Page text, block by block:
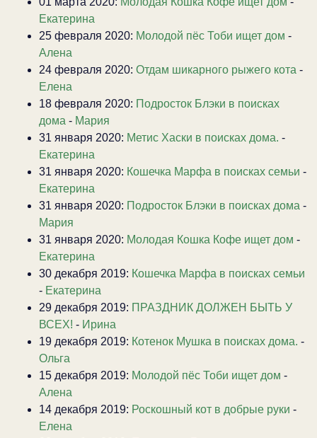
Екатерина
25 февраля 2020: Молодой пёс Тоби ищет дом -
Алена
24 февраля 2020: Отдам шикарного рыжего кота -
Елена
18 февраля 2020: Подросток Блэки в поисках
дома - Мария
31 января 2020: Метис Хаски в поисках дома. -
Екатерина
31 января 2020: Кошечка Марфа в поисках семьи -
Екатерина
31 января 2020: Подросток Блэки в поисках дома -
Мария
31 января 2020: Молодая Кошка Кофе ищет дом -
Екатерина
30 декабря 2019: Кошечка Марфа в поисках семьи
- Екатерина
29 декабря 2019: ПРАЗДНИК ДОЛЖЕН БЫТЬ У
ВСЕХ! - Ирина
19 декабря 2019: Котенок Мушка в поисках дома. -
Ольга
15 декабря 2019: Молодой пёс Тоби ищет дом -
Алена
14 декабря 2019: Роскошный кот в добрые руки -
Елена